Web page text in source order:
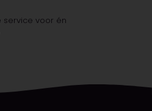
service voor én